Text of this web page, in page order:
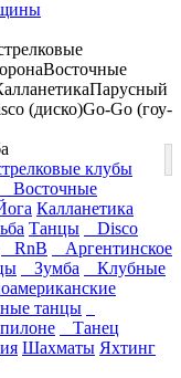
Восточные
Парусный
(диско)Go-Go (гоу-
клубы
Восточные
Калланетика
Танцы
Disco
RnB
Аргентинское
Зумба
Клубные
танцы
Танец
Шахматы Яхтинг